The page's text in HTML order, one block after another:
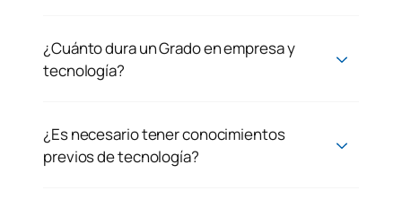
¿Cuánto dura un Grado en empresa y
tecnología?
¿Es necesario tener conocimientos
previos de tecnología?